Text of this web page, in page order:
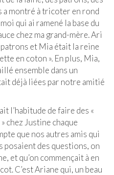
a montré à tricoter en rond
qui ai ramené la base du
chez ma grand-mère. Ari
et Mia était la reine
en coton ». En plus, Mia,
ensemble dans un
déjà liées par notre amitié
l’habitude de faire des «
chez Justine chaque
que nos autres amis qui
posaient des questions, on
et qu’on commençait à en
C’est Ariane qui, un beau